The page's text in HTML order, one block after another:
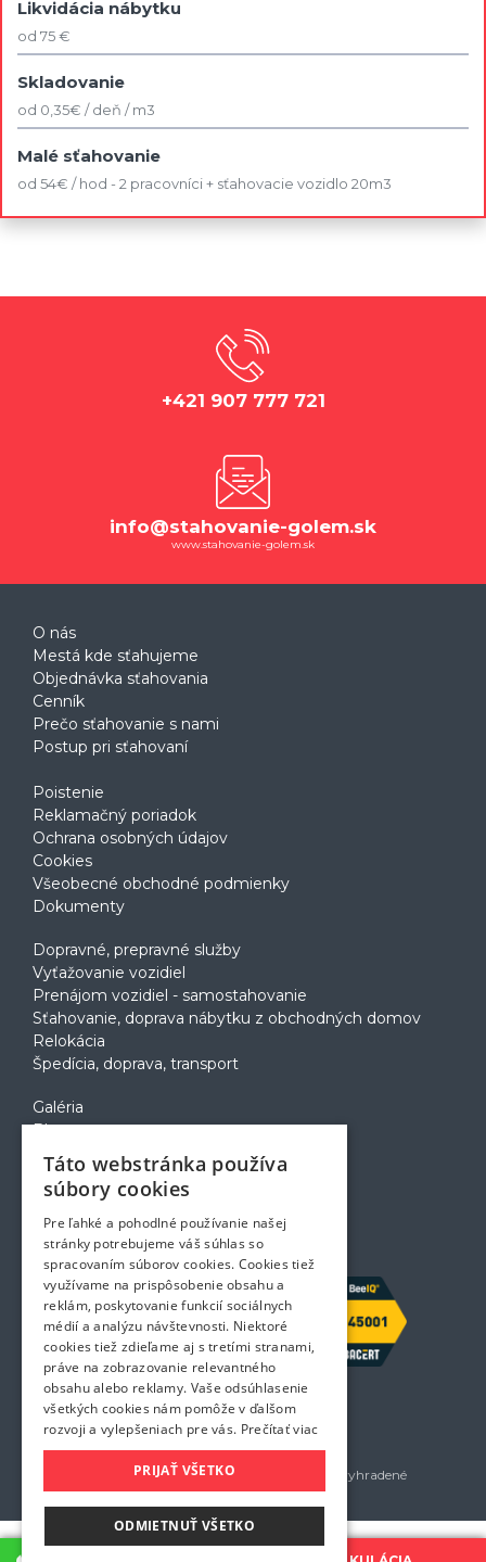
Likvidácia nábytku
od 75 €
Skladovanie
od 0,35€ / deň / m3
Malé sťahovanie
od 54€ / hod - 2 pracovníci + sťahovacie vozidlo 20m3
+421 907 777 721
info@stahovanie-golem.sk
www.stahovanie-golem.sk
O nás
Mestá kde sťahujeme
Objednávka sťahovania
Cenník
Prečo sťahovanie s nami
Postup pri sťahovaní
Poistenie
Reklamačný poriadok
Ochrana osobných údajov
Cookies
Všeobecné obchodné podmienky
Dokumenty
Dopravné, prepravné služby
Vyťažovanie vozidiel
Prenájom vozidiel - samostahovanie
Sťahovanie, doprava nábytku z obchodných domov
Relokácia
Špedícia, doprava, transport
Galéria
Blog
Voľné pozície
Zapožičanie krabíc
Rady a tipy pri sťahovaní
Prepravný poriadok
Kontakt
Golem services, s.r.o. 2026 - Všetky práva vyhradené
Všetky uvedené ceny sú bez DPH
Táto webstránka používa
súbory cookies
Pre ľahké a pohodlné používanie našej
stránky potrebujeme váš súhlas so
spracovaním súborov cookies. Cookies tiež
využívame na prispôsobenie obsahu a
reklám, poskytovanie funkcií sociálnych
médií a analýzu návštevnosti. Niektoré
cookies tiež zdieľame aj s tretími stranami,
práve na zobrazovanie relevantného
obsahu alebo reklamy. Vaše odsúhlasenie
všetkých cookies nám pomôže v ďalšom
rozvoji a vylepšeniach pre vás. Prečítať viac
PRIJAŤ VŠETKO
ODMIETNUŤ VŠETKO